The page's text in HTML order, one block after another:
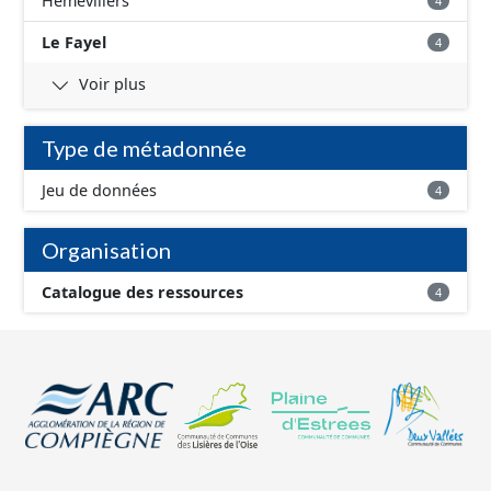
Le Fayel 4
Voir plus
Type de métadonnée
Jeu de données 4
Organisation
Catalogue des ressources 4